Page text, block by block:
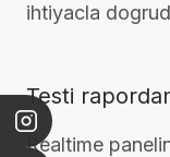
ihtiyacla
Testi
Realtime